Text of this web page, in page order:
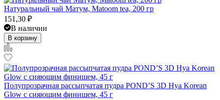
Натуральный чай Матум, Matoom tea, 200 гр
151,30 ₽
В наличии
В корзину
Полупрозрачная рассыпчатая пудра POND’S 3D Hya Korean
Glow с сияющим финишем, 45 г